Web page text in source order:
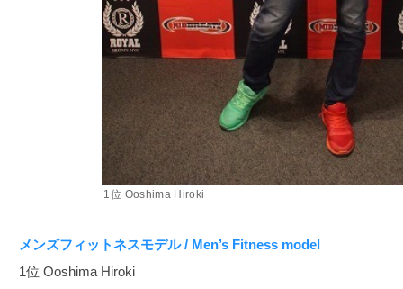
1位 Ooshima Hiroki
メンズフィットネスモデル / Men’s Fitness model
1位 Ooshima Hiroki